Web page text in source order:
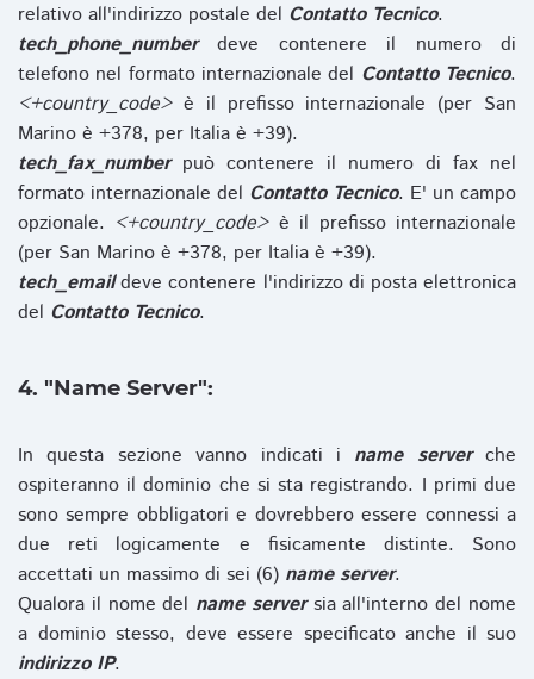
relativo all'indirizzo postale del Contatto Tecnico.
tech_phone_numberdeve contenere il numero di
telefono nel formato internazionale del Contatto Tecnico.
<+country_code>è il prefisso internazionale (per San
Marino è +378, per Italia è +39).
tech_fax_numberpuò contenere il numero di fax nel
formato internazionale del Contatto Tecnico. E' un campo
opzionale. <+country_code>è il prefisso internazionale
(per San Marino è +378, per Italia è +39).
tech_emaildeve contenere l'indirizzo di posta elettronica
del Contatto Tecnico.
4. "Name Server":
In questa sezione vanno indicati i name serverche
ospiteranno il dominio che si sta registrando. I primi due
sono sempre obbligatori e dovrebbero essere connessi a
due reti logicamente e fisicamente distinte. Sono
accettati un massimo di sei (6) name server.
Qualora il nome del name serversia all'interno del nome
a dominio stesso, deve essere specificato anche il suo
indirizzo IP.